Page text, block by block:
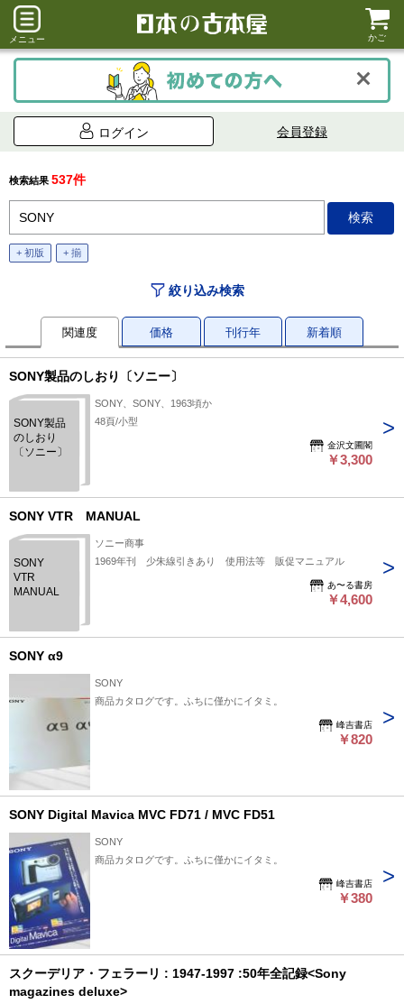
メニュー かご
ログイン 会員登録
検索結果 537件
+ 初版 + 揃
絞り込み検索
関連度 価格 刊行年 新着順
SONY製品のしおり〔ソニー〕
SONY製品
のしおり
〔ソニー〕
SONY、SONY、1963頃か
48頁/小型
金沢文圃閣
￥3,300
SONY VTR MANUAL
SONY
VTR
MANUAL
ソニー商事
1969年刊 少朱線引きあり 使用法等 販促マニュアル
あ〜る書房
￥4,600
SONY α9
SONY
商品カタログです。ふちに僅かにイタミ。
峰吉書店
￥820
SONY Digital Mavica MVC FD71 / MVC FD51
SONY
商品カタログです。ふちに僅かにイタミ。
峰吉書店
￥380
スクーデリア・フェラーリ : 1947-1997 :50年全記録<Sony
magazines deluxe>